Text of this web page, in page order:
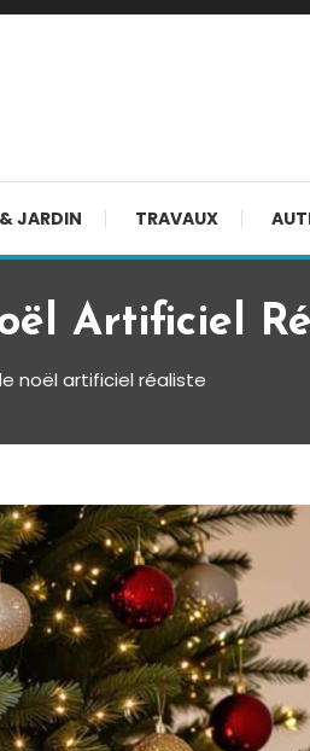
JARDIN TRAVAUX
Artificiel
noël artificiel réaliste